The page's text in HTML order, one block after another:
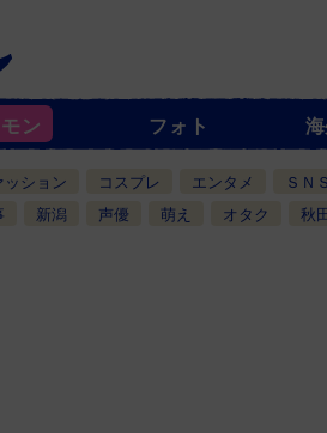
ン フォト
ッション コスプレ エンタメ ＳＮＳ
新潟 声優 萌え オタク 秋田